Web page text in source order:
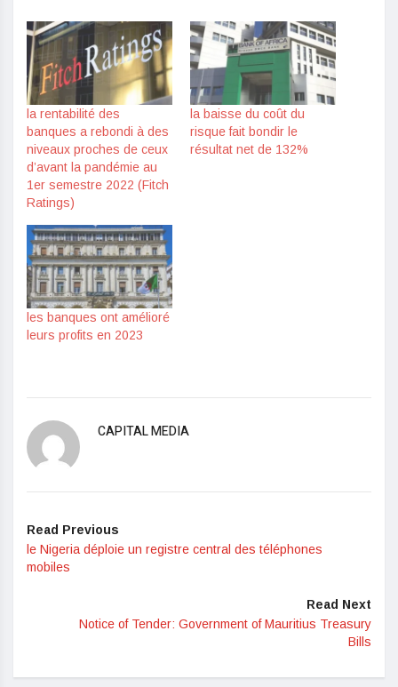
la rentabilité des
banques a rebondi à des
niveaux proches de ceux
d’avant la pandémie au
1er semestre 2022 (Fitch
Ratings)
la baisse du coût du
risque fait bondir le
résultat net de 132%
les banques ont amélioré
leurs profits en 2023
CAPITAL MEDIA
Read Previous
le Nigeria déploie un registre central des téléphones
mobiles
Read Next
Notice of Tender: Government of Mauritius Treasury
Bills